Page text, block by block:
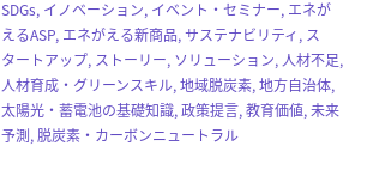
SDGs, イノベーション, イベント・セミナー, エネが
えるASP, エネがえる新商品, サステナビリティ, ス
タートアップ, ストーリー, ソリューション, 人材不足,
人材育成・グリーンスキル, 地域脱炭素, 地方自治体,
太陽光・蓄電池の基礎知識, 政策提言, 教育価値, 未来
予測, 脱炭素・カーボンニュートラル